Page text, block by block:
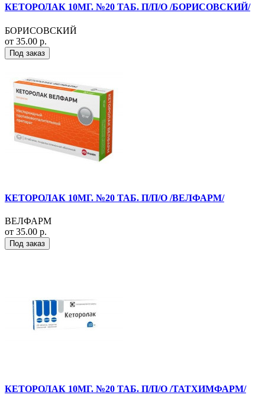
КЕТОРОЛАК 10МГ. №20 ТАБ. П/П/О /БОРИСОВСКИЙ/
БОРИСОВСКИЙ
от 35.00 р.
Под заказ
КЕТОРОЛАК 10МГ. №20 ТАБ. П/П/О /ВЕЛФАРМ/
ВЕЛФАРМ
от 35.00 р.
Под заказ
КЕТОРОЛАК 10МГ. №20 ТАБ. П/П/О /ТАТХИМФАРМ/